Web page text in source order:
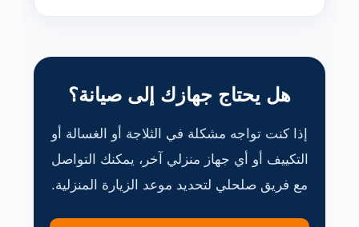
هل يحتاج جهازك إلى صيانة؟
إذا كنت تواجه مشكلة في الثلاجة أو الغسالة أو
التكييف أو أي جهاز منزلي آخر، يمكنك التواصل
مع فريق صلحلي لتحديد موعد الزيارة المنزلية.